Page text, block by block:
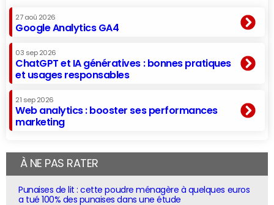
27 aoû 2026
Google Analytics GA4
03 sep 2026
ChatGPT et IA génératives : bonnes pratiques
et usages responsables
21 sep 2026
Web analytics : booster ses performances
marketing
À NE PAS RATER
Punaises de lit : cette poudre ménagère à quelques euros
a tué 100% des punaises dans une étude